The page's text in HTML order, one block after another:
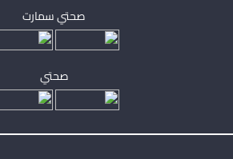
صحتي سمارت
صحتي